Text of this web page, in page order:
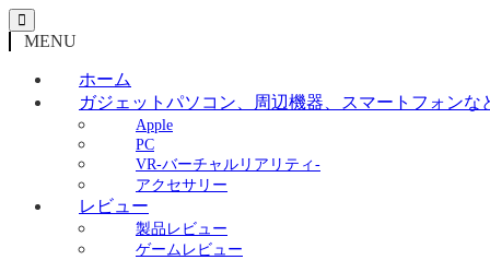
MENU
ホーム
ガジェット パソコン、周辺機器、スマートフォンな
Apple
PC
VR-バーチャルリアリティ-
アクセサリー
レビュー
製品レビュー
ゲームレビュー